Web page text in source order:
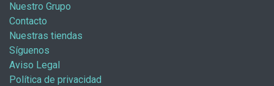
Nuestro Grupo
Contacto
Nuestras tiendas
Síguenos
Aviso Legal
Política de privacidad